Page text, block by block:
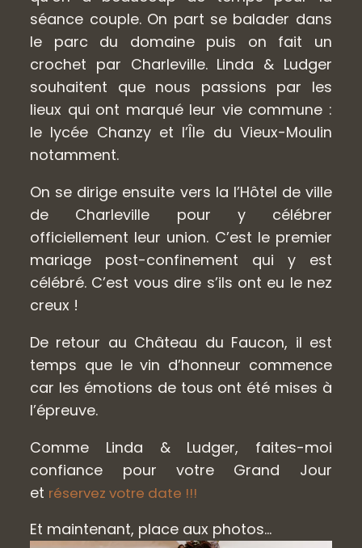
séance couple. On part se balader dans
le parc du domaine puis on fait un
crochet par Charleville. Linda & Ludger
souhaitent que nous passions par les
lieux qui ont marqué leur vie commune :
le lycée Chanzy et l’Île du Vieux-Moulin
notamment.
On se dirige ensuite vers la l’Hôtel de ville
de Charleville pour y célébrer
officiellement leur union. C’est le premier
mariage post-confinement qui y est
célébré. C’est vous dire s’ils ont eu le nez
creux !
De retour au Château du Faucon, il est
temps que le vin d’honneur commence
car les émotions de tous ont été mises à
l’épreuve.
Comme Linda & Ludger, faites-moi
confiance pour votre Grand Jour
et réservez votre date !!!
Et maintenant, place aux photos…